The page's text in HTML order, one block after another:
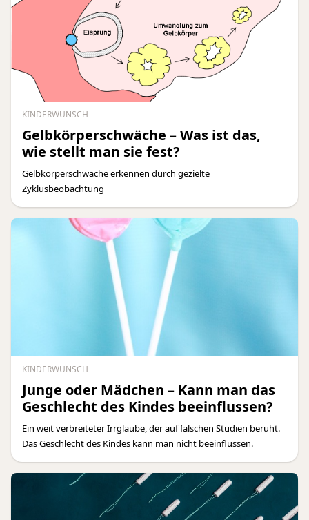
KINDERWUNSCH
Gelbkörperschwäche – Was ist das,
wie stellt man sie fest?
Gelbkörperschwäche erkennen durch gezielte
Zyklusbeobachtung
KINDERWUNSCH
Junge oder Mädchen – Kann man das
Geschlecht des Kindes beeinflussen?
Ein weit verbreiteter Irrglaube, der auf falschen Studien beruht.
Das Geschlecht des Kindes kann man nicht beeinflussen.